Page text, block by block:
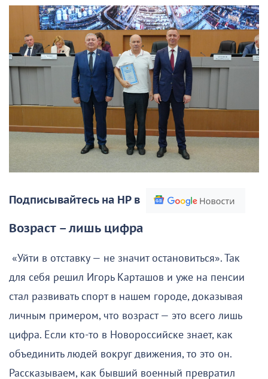
Подписывайтесь на НР в
Возраст – лишь цифра
«Уйти в отставку — не значит остановиться». Так
для себя решил Игорь Карташов и уже на пенсии
стал развивать спорт в нашем городе, доказывая
личным примером, что возраст — это всего лишь
цифра. Если кто-то в Новороссийске знает, как
объединить людей вокруг движения, то это он.
Рассказываем, как бывший военный превратил